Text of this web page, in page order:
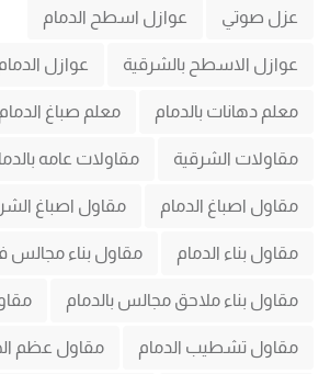
عزل صوتي عوازل اسطح الدمام
عوازل الاسطح بالشرقية عوازل الدمام
معلم دهانات بالدمام معلم صباغ الدمام
مقاولات الشرقية مقاولات عامه
مقاول اصباغ الدمام مقاول اصباغ
مقاول بناء الدمام مقاول بناء مجالس
مقاول بناء ملاحق مجالس بالدمام
مقاول تشطيب الدمام مقاول عظم